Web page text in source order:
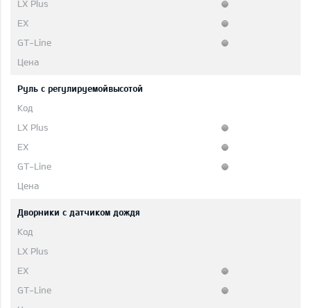
Руль с регулируемойвысотой
Дворники с датчиком дождя